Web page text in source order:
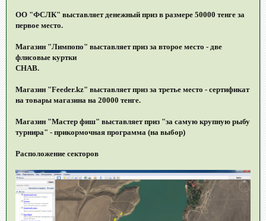
ОО "ФСЛК" выставляет денежный приз в размере 50000 тенге за
первое место.
Магазин "Лимпопо" выставляет приз за второе место - две
флисовые куртки
CHAB.
Магазин "Feeder.kz" выставляет приз за третье место - сертификат
на товары магазина на 20000 тенге.
Магазин "Мастер фиш" выставляет приз "за самую крупную рыбу
турнира" - прикормочная программа (на выбор)
Расположение секторов